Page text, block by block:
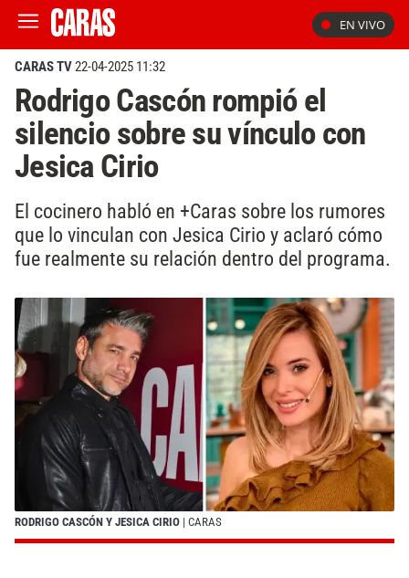
EN VIVO
CARAS TV22-04-2025 11:32
Rodrigo Cascón rompió el
silencio sobre su vínculo con
Jesica Cirio
El cocinero habló en +Caras sobre los rumores
que lo vinculan con Jesica Cirio y aclaró cómo
fue realmente su relación dentro del programa.
RODRIGO CASCÓN Y JESICA CIRIO | CARAS